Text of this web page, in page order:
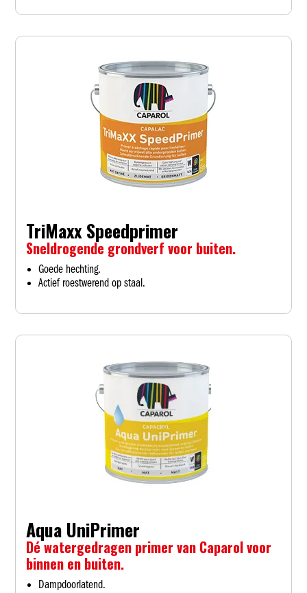
TriMaxx Speedprimer
Sneldrogende grondverf voor buiten.
Goede hechting.
Actief roestwerend op staal.
Aqua UniPrimer
Dé watergedragen primer van Caparol voor
binnen en buiten.
Dampdoorlatend.